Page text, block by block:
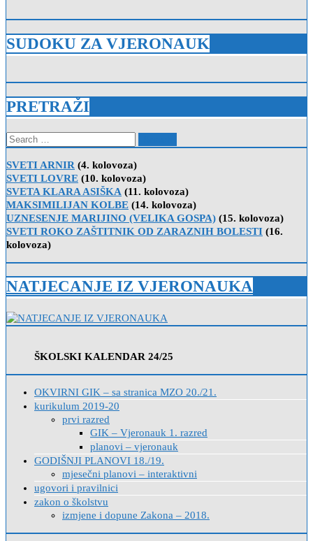
SUDOKU ZA VJERONAUK
PRETRAŽI
Search
for:
SVETI ARNIR (4. kolovoza)
SVETI LOVRE (10. kolovoza)
SVETA KLARA ASIŠKA (11. kolovoza)
MAKSIMILIJAN KOLBE (14. kolovoza)
UZNESENJE MARIJINO (VELIKA GOSPA) (15. kolovoza)
SVETI ROKO ZAŠTITNIK OD ZARAZNIH BOLESTI (16.
kolovoza)
NATJECANJE IZ VJERONAUKA
ŠKOLSKI KALENDAR 24/25
OKVIRNI GIK – sa stranica MZO 20./21.
kurikulum 2019-20
prvi razred
GIK – Vjeronauk 1. razred
planovi – vjeronauk
GODIŠNJI PLANOVI 18./19.
mjesečni planovi – interaktivni
ugovori i pravilnici
zakon o školstvu
izmjene i dopune Zakona – 2018.